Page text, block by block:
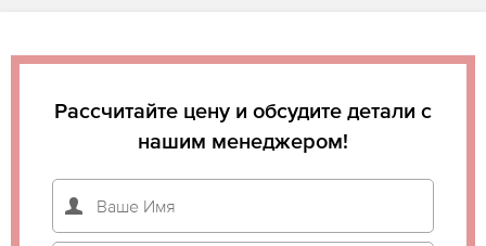
Рассчитайте цену и обсудите детали с
нашим менеджером!